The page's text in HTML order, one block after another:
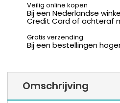
Veilig online kopen
Bij een Nederlandse
Credit Card of achteraf
Gratis verzending
Bij een bestellingen
Omschrijving